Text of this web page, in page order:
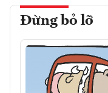
Đừng bỏ lỡ